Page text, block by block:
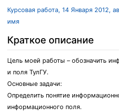
Курсовая работа, 14 Января 2012,
имя
Краткое описание
Цель моей работы – обозначить
и поля ТулГУ.
Основные задачи:
Определить понятие
информационного поля.